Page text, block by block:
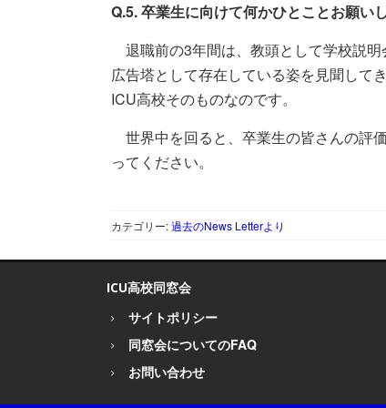
Q.5. 卒業生に向けて何かひとことお願いし
退職前の3年間は、教頭として学校説
広告塔として存在している姿を見聞して
ICU高校そのものなのです。
世界中を回ると、卒業生の皆さんの評
ってください。
カテゴリー:過去のNews Letterより
ICU高校同窓会
サイトポリシー
同窓会についてのFAQ
お問い合わせ